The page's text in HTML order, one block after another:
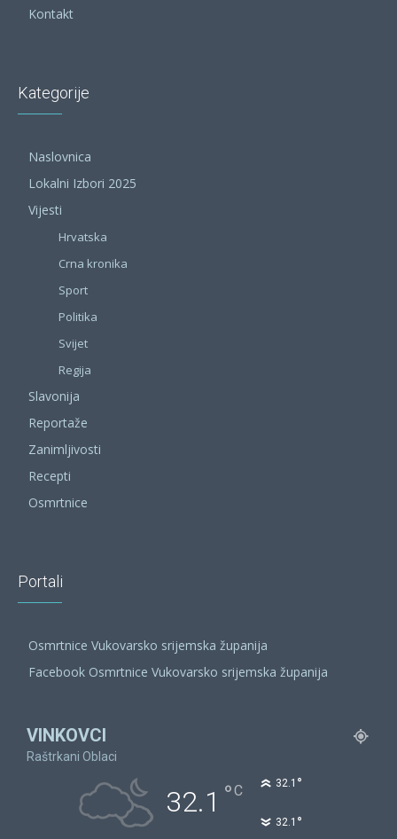
Kontakt
Kategorije
Naslovnica
Lokalni Izbori 2025
Vijesti
Hrvatska
Crna kronika
Sport
Politika
Svijet
Regija
Slavonija
Reportaže
Zanimljivosti
Recepti
Osmrtnice
Portali
Osmrtnice Vukovarsko srijemska županija
Facebook Osmrtnice Vukovarsko srijemska županija
VINKOVCI
Raštrkani Oblaci
32.1 °C 32.1 °
32.1 °